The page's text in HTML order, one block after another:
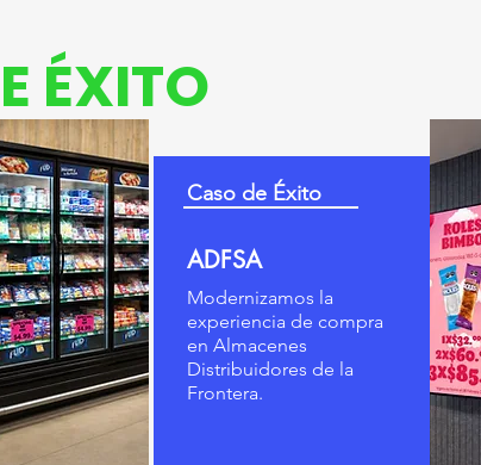
ÉXITO
Caso de Éxito
ADFSA
Modernizamos la
experiencia de compra
en Almacenes
Distribuidores de la
Frontera.